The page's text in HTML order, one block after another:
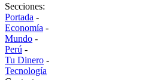
Secciones:
Portada -
Economía -
Mundo -
Perú -
Tu Dinero -
Tecnología